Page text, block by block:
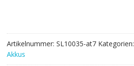
Artikelnummer: SL10035-at7 Kategorien:
Akkus